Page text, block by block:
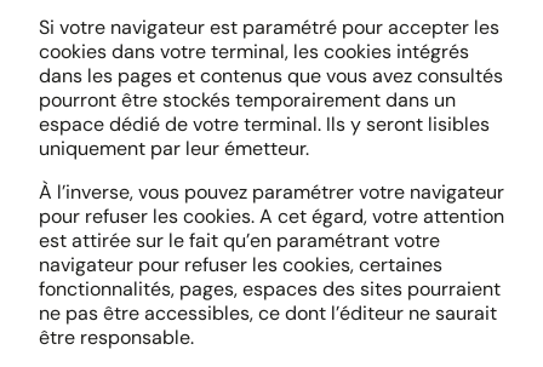
Si votre navigateur est paramétré pour accepter les
cookies dans votre terminal, les cookies intégrés
dans les pages et contenus que vous avez consultés
pourront être stockés temporairement dans un
espace dédié de votre terminal. Ils y seront lisibles
uniquement par leur émetteur.
À l’inverse, vous pouvez paramétrer votre navigateur
pour refuser les cookies. A cet égard, votre attention
est attirée sur le fait qu’en paramétrant votre
navigateur pour refuser les cookies, certaines
fonctionnalités, pages, espaces des sites pourraient
ne pas être accessibles, ce dont l’éditeur ne saurait
être responsable.